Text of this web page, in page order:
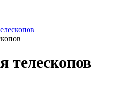
телескопов